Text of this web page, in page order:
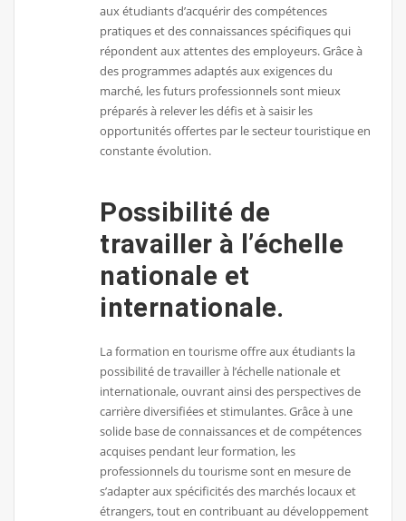
aux étudiants d’acquérir des compétences
pratiques et des connaissances spécifiques qui
répondent aux attentes des employeurs. Grâce à
des programmes adaptés aux exigences du
marché, les futurs professionnels sont mieux
préparés à relever les défis et à saisir les
opportunités offertes par le secteur touristique en
constante évolution.
Possibilité de
travailler à l’échelle
nationale et
internationale.
La formation en tourisme offre aux étudiants la
possibilité de travailler à l’échelle nationale et
internationale, ouvrant ainsi des perspectives de
carrière diversifiées et stimulantes. Grâce à une
solide base de connaissances et de compétences
acquises pendant leur formation, les
professionnels du tourisme sont en mesure de
s’adapter aux spécificités des marchés locaux et
étrangers, tout en contribuant au développement